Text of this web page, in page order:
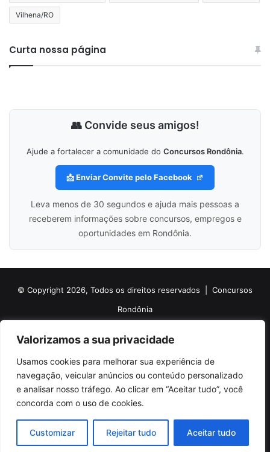
Valorizamos a sua privacidade
Usamos cookies para melhorar sua experiência de
navegação, veicular anúncios ou conteúdo personalizado
e analisar nosso tráfego. Ao clicar em “Aceitar tudo”, você
concorda com o uso de cookies.
Customizar Rejeitar tudo Aceitar tudo
Vilhena/RO
Curta nossa página
👥 Convide seus amigos!
Ajude a fortalecer a comunidade do Concursos Rondônia.
📩 Enviar Convite pelo Facebook
Leva menos de 30 segundos e ajuda mais pessoas a
receberem informações sobre concursos, empregos e
oportunidades em Rondônia.
© Copyright 2026, Todos os direitos reservados | Concursos
Rondônia
Sobre o Concursos Rondônia
Siga nossas redes sociais
Web Stories Anuncie
Facebook
X PinterestLinkedinYouTubeInstagramTelegramTikTok
WhatsApp